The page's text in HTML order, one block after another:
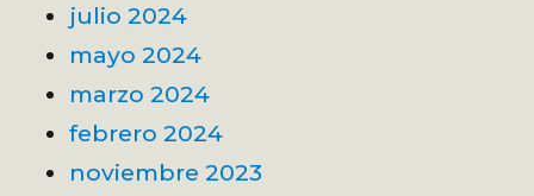
julio 2024
mayo 2024
marzo 2024
febrero 2024
noviembre 2023